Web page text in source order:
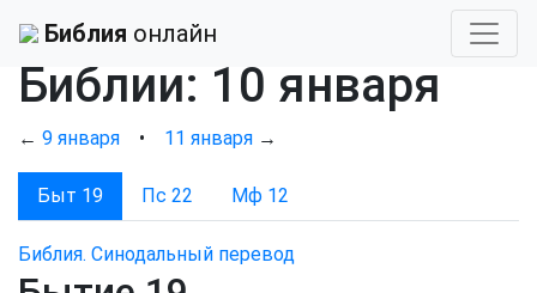
Библия онлайн
Ежедневное чтение
Библии: 10 января
← 9 января • 11 января →
Быт 19 Пс 22 Мф 12
Библия. Синодальный перевод